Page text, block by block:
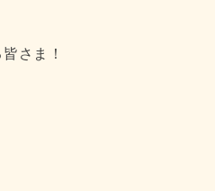
さま！